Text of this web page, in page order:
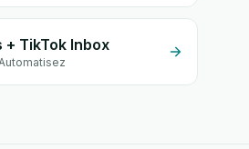
+ TikTok Inbox